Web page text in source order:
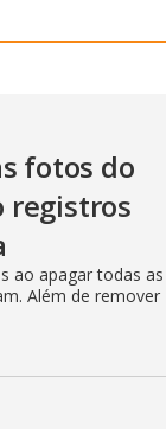
fotos do
registros
ao apagar todas as
Além de remover